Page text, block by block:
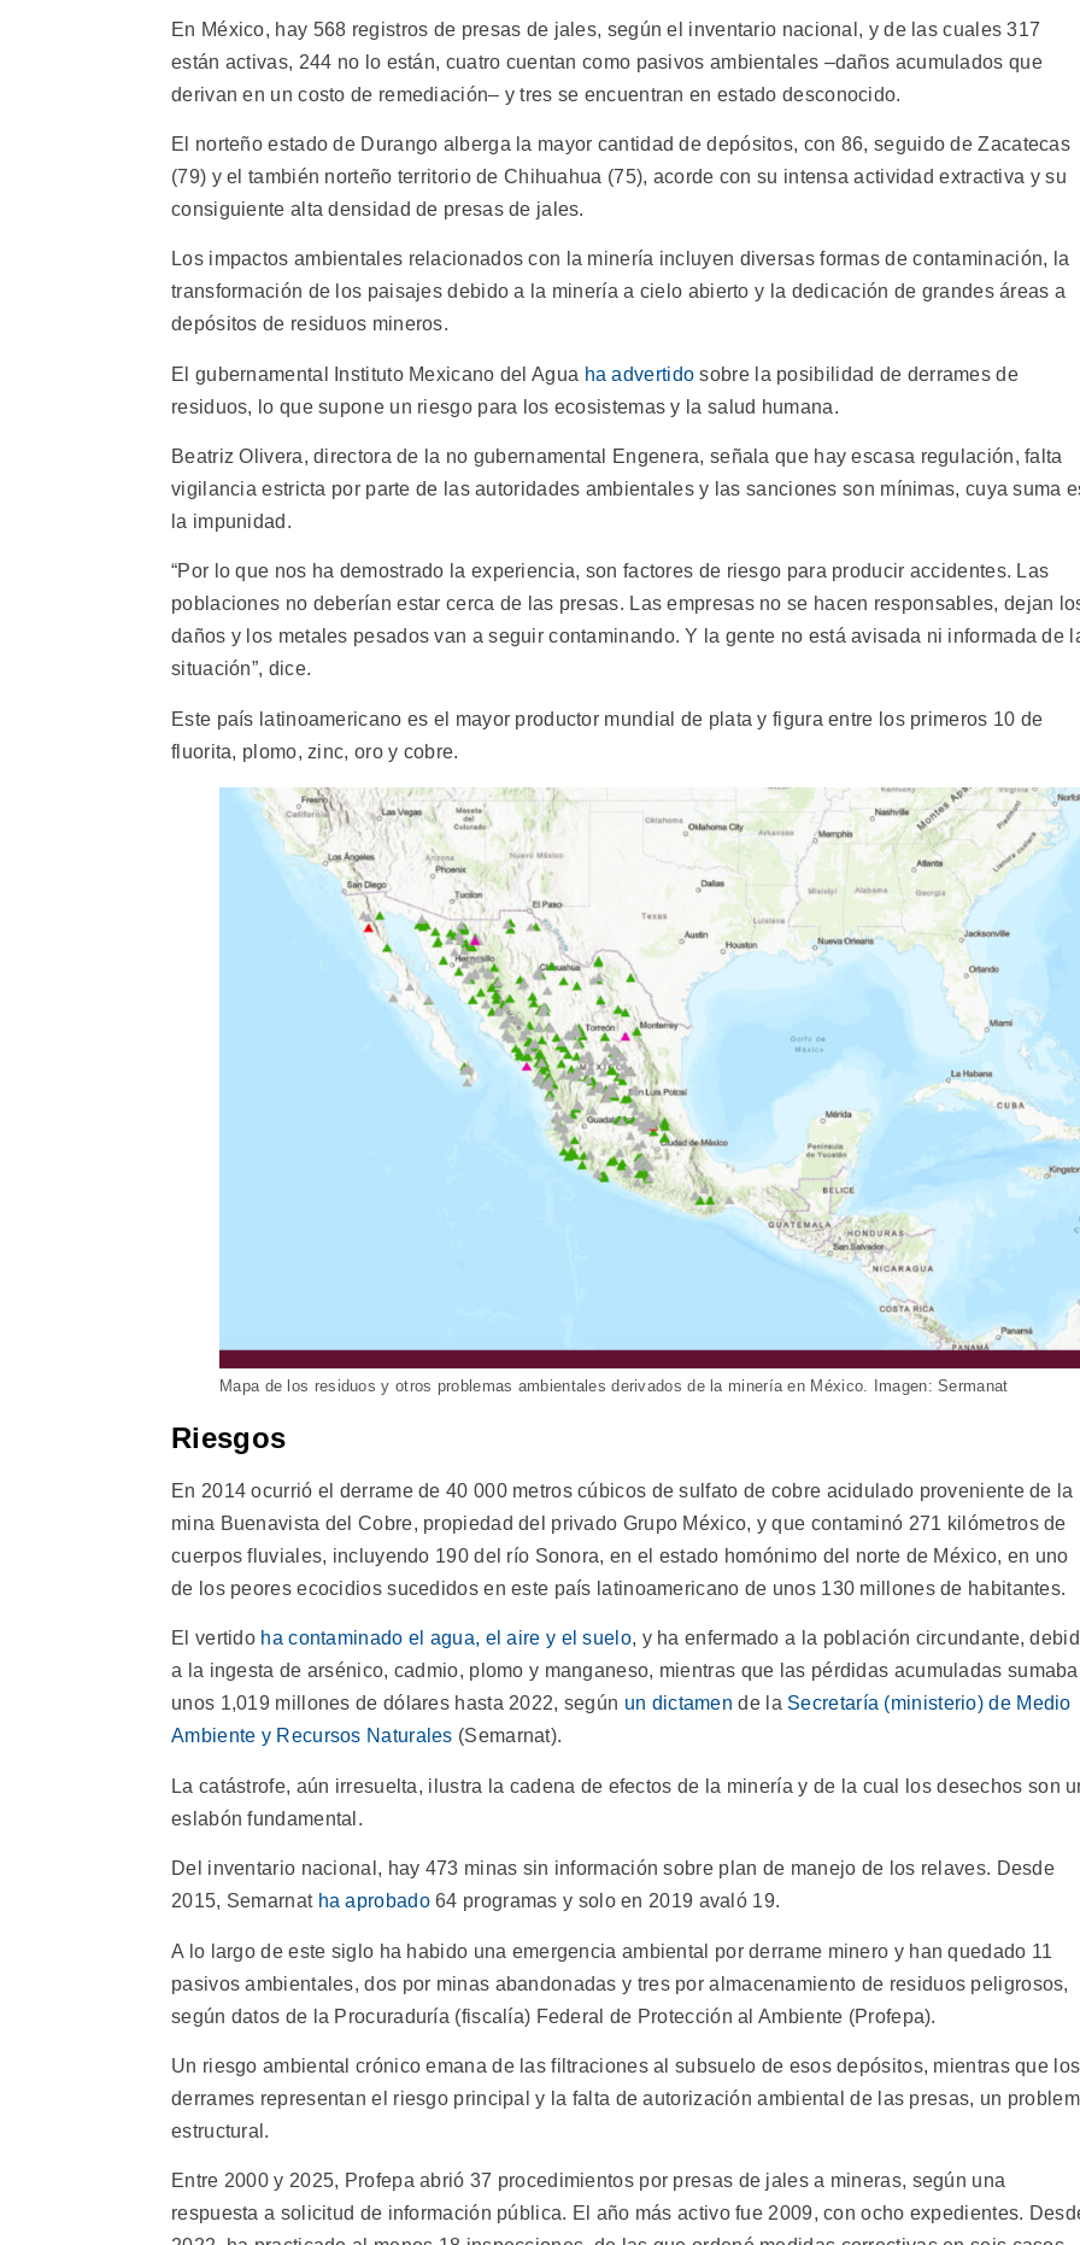
En México, hay 568 registros de presas de jales, según el inventario nacional, y de las cuales 317
están activas, 244 no lo están, cuatro cuentan como pasivos ambientales –daños acumulados que
derivan en un costo de remediación– y tres se encuentran en estado desconocido.
El norteño estado de Durango alberga la mayor cantidad de depósitos, con 86, seguido de Zacatecas
(79) y el también norteño territorio de Chihuahua (75), acorde con su intensa actividad extractiva y su
consiguiente alta densidad de presas de jales.
Los impactos ambientales relacionados con la minería incluyen diversas formas de contaminación, la
transformación de los paisajes debido a la minería a cielo abierto y la dedicación de grandes áreas a
depósitos de residuos mineros.
El gubernamental Instituto Mexicano del Agua ha advertido sobre la posibilidad de derrames de
residuos, lo que supone un riesgo para los ecosistemas y la salud humana.
Beatriz Olivera, directora de la no gubernamental Engenera, señala que hay escasa regulación, falta
vigilancia estricta por parte de las autoridades ambientales y las sanciones son mínimas, cuya suma
la impunidad.
“Por lo que nos ha demostrado la experiencia, son factores de riesgo para producir accidentes. Las
poblaciones no deberían estar cerca de las presas. Las empresas no se hacen responsables, dejan
daños y los metales pesados van a seguir contaminando. Y la gente no está avisada ni informada de
situación”, dice.
Este país latinoamericano es el mayor productor mundial de plata y figura entre los primeros 10 de
fluorita, plomo, zinc, oro y cobre.
Mapa de los residuos y otros problemas ambientales derivados de la minería en México. Imagen: Sermanat
Riesgos
En 2014 ocurrió el derrame de 40 000 metros cúbicos de sulfato de cobre acidulado proveniente de la
mina Buenavista del Cobre, propiedad del privado Grupo México, y que contaminó 271 kilómetros de
cuerpos fluviales, incluyendo 190 del río Sonora, en el estado homónimo del norte de México, en uno
de los peores ecocidios sucedidos en este país latinoamericano de unos 130 millones de habitantes.
El vertido ha contaminado el agua, el aire y el suelo, y ha enfermado a la población circundante,
a la ingesta de arsénico, cadmio, plomo y manganeso, mientras que las pérdidas acumuladas
unos 1,019 millones de dólares hasta 2022, según un dictamen de la Secretaría (ministerio) de Medio
Ambiente y Recursos Naturales (Semarnat).
La catástrofe, aún irresuelta, ilustra la cadena de efectos de la minería y de la cual los desechos son
eslabón fundamental.
Del inventario nacional, hay 473 minas sin información sobre plan de manejo de los relaves. Desde
2015, Semarnat ha aprobado64 programas y solo en 2019 avaló 19.
A lo largo de este siglo ha habido una emergencia ambiental por derrame minero y han quedado 11
pasivos ambientales, dos por minas abandonadas y tres por almacenamiento de residuos peligrosos,
según datos de la Procuraduría (fiscalía) Federal de Protección al Ambiente (Profepa).
Un riesgo ambiental crónico emana de las filtraciones al subsuelo de esos depósitos, mientras que los
derrames representan el riesgo principal y la falta de autorización ambiental de las presas, un
estructural.
Entre 2000 y 2025, Profepa abrió 37 procedimientos por presas de jales a mineras, según una
respuesta a solicitud de información pública. El año más activo fue 2009, con ocho expedientes.